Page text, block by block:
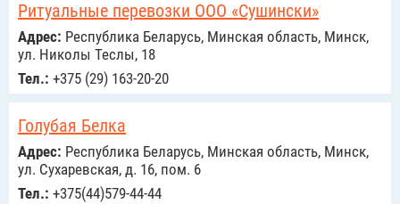
Ритуальные перевозки ООО «Сушински»
Адрес: Республика Беларусь, Минская область, Минск,
ул. Николы Теслы, 18
Тел.: +375 (29) 163-20-20
Голубая Белка
Адрес: Республика Беларусь, Минская область, Минск,
ул. Сухаревская, д. 16, пом. 6
Тел.: +375(44)579-44-44